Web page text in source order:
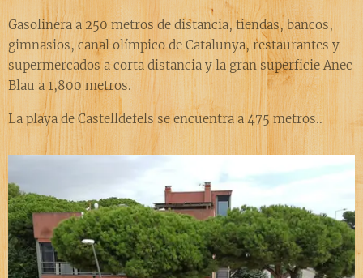
Gasolinera a 250 metros de distancia, tiendas, bancos,
gimnasios, canal olímpico de Catalunya, restaurantes y
supermercados a corta distancia y la gran superficie Anec
Blau a 1,800 metros.
La playa de Castelldefels se encuentra a 475 metros..